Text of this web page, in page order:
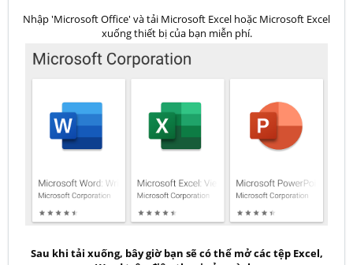
Nhập 'Microsoft Office' và tải Microsoft Excel hoặc Microsoft Excel
xuống thiết bị của bạn miễn phí.
Sau khi tải xuống, bây giờ bạn sẽ có thể mở các tệp Excel,